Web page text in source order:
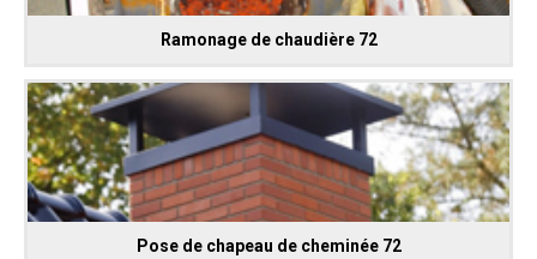
Ramonage de chaudière 72
Pose de chapeau de cheminée 72